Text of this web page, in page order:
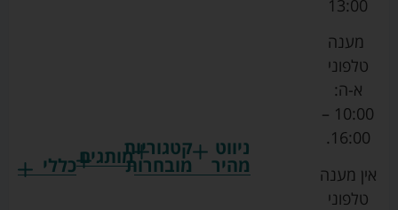
ניווט
מהיר
קטגוריות
מובחרותמותגים
גרקו
כללי
13:00
מענה
טלפוני
א-ה:
10:00 –
16:00.
אין מענה
טלפוני